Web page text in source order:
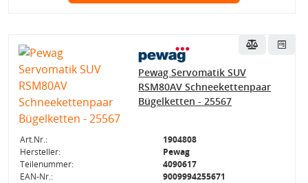
Pewag Servomatik SUV
RSM80AV Schneekettenpaar
Bügelketten - 25567
Art.Nr.:
1904808
Hersteller:
Pewag
Teilenummer:
4090617
EAN-Nr.:
9009994255671